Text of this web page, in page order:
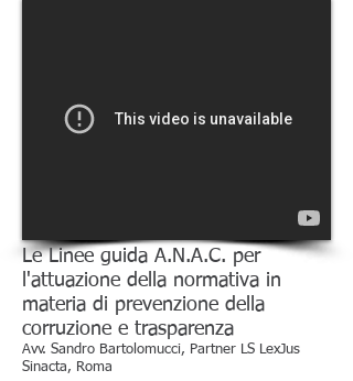
Le Linee guida A.N.A.C. per
l'attuazione della normativa in
materia di prevenzione della
corruzione e trasparenza
Avv. Sandro Bartolomucci, Partner LS LexJus
Sinacta, Roma